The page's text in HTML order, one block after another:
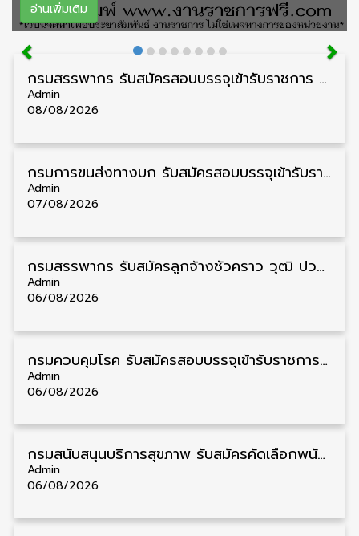
อ่านเพิ่มเติม
กรมสรรพากร รับสมัครสอบบรรจุเข้ารับราชการ วุฒิ ปวส./ป.ตรี 1,808 อัตรา รับสมัคร 20 สิงหาคม – 18 กันยายน
Admin
08/08/2026
กรมการขนส่งทางบก รับสมัครสอบบรรจุเข้ารับราชการ วุฒิ ปวส. 24 อัตรา รับสมัคร 18 สิงหาคม – 7 กันยายน
Admin
07/08/2026
กรมสรรพากร รับสมัครลูกจ้างชั่วคราว วุฒิ ปวช./ป.ตรี 138 อัตรา รับสมัคร 17 – 31 สิงหาคม
Admin
06/08/2026
กรมควบคุมโรค รับสมัครสอบบรรจุเข้ารับราชการ วุฒิ ปวส./ป.ตรี 17 อัตรา รับสมัคร 17 สิงหาคม – 4 กันยายน
Admin
06/08/2026
กรมสนับสนุนบริการสุขภาพ รับสมัครคัดเลือกพนักงานราชการ วุฒิ ปวส./ป.ตรี 13 อัตรา รับสมัคร 11 – 20 สิงหาคม
Admin
06/08/2026